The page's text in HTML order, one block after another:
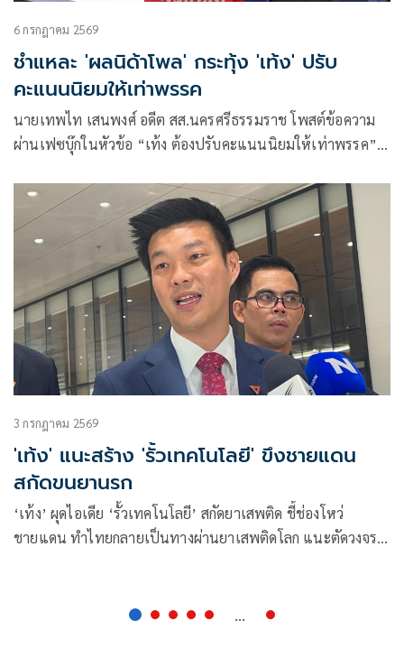
6 กรกฎาคม 2569
ชำแหละ 'ผลนิด้าโพล' กระทุ้ง 'เท้ง' ปรับ
คะแนนนิยมให้เท่าพรรค
นายเทพไท เสนพงศ์ อดีต สส.นครศรีธรรมราช โพสต์ข้อความ
ผ่านเฟซบุ๊กในหัวข้อ “เท้ง ต้องปรับคะแนนนิยมให้เท่าพรรค”
3 กรกฎาคม 2569
'เท้ง' แนะสร้าง 'รั้วเทคโนโลยี' ขึงชายแดน
สกัดขนยานรก
‘เท้ง’ ผุดไอเดีย ‘รั้วเทคโนโลยี’ สกัดยาเสพติด ชี้ช่องโหว่
ชายแดน ทำไทยกลายเป็นทางผ่านยาเสพติดโลก แนะตัดวงจร
...